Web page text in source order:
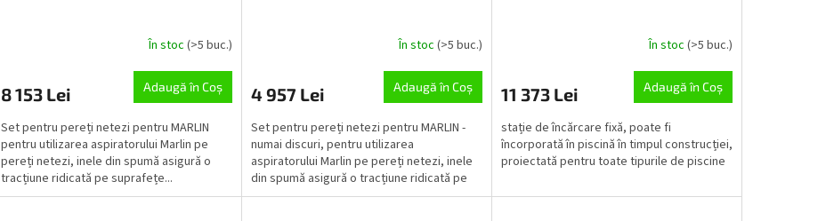
În stoc (>5 buc.)
8 153 Lei Adaugă în Coş
Set pentru pereți netezi pentru MARLIN
pentru utilizarea aspiratorului Marlin pe
pereți netezi, inele din spumă asigură o
tracțiune ridicată pe suprafețe...
În stoc (>5 buc.)
4 957 Lei Adaugă în Coş
Set pentru pereți netezi pentru MARLIN -
numai discuri, pentru utilizarea
aspiratorului Marlin pe pereți netezi, inele
din spumă asigură o tracțiune ridicată pe
suprafețe...
În stoc (>5 buc.)
11 373 Lei Adaugă în Coş
stație de încărcare fixă, poate fi
încorporată în piscină în timpul construcției,
proiectată pentru toate tipurile de piscine